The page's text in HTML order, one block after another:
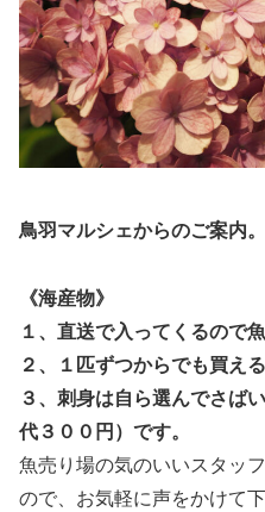
鳥羽マルシェからのご案内。
《海産物》
１、直送で入ってくるので
２、１匹ずつからでも買える
３、刺身は自ら選んでさば
代３００円）です。
魚売り場の気のいいスタッ
ので、お気軽に声をかけて下